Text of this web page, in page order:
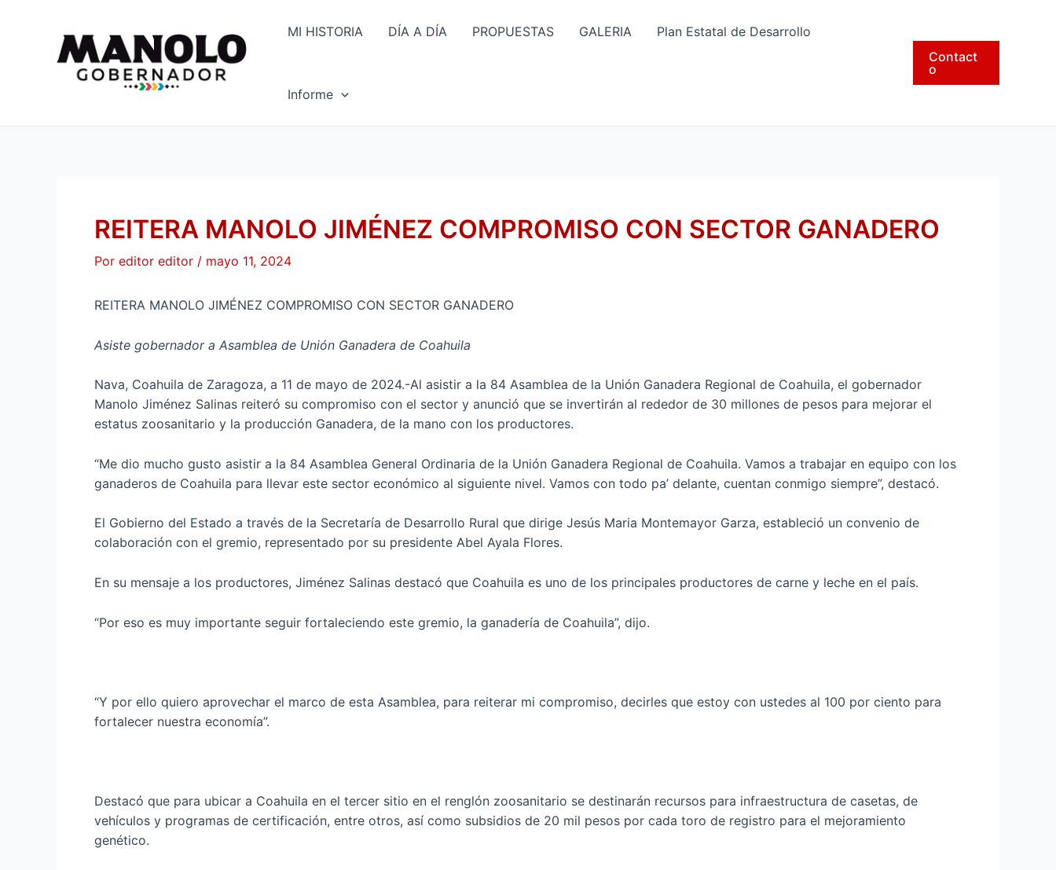
MI HISTORIA DÍA A DÍA PROPUESTAS GALERIA Plan Estatal de Desarrollo
Informe
Contact
o
REITERA MANOLO JIMÉNEZ COMPROMISO CON SECTOR GANADERO
Por editor editor / mayo 11, 2024
REITERA MANOLO JIMÉNEZ COMPROMISO CON SECTOR GANADERO
Asiste gobernador a Asamblea de Unión Ganadera de Coahuila
Nava, Coahuila de Zaragoza, a 11 de mayo de 2024.-Al asistir a la 84 Asamblea de la Unión Ganadera Regional de Coahuila, el gobernador
Manolo Jiménez Salinas reiteró su compromiso con el sector y anunció que se invertirán al rededor de 30 millones de pesos para mejorar el
estatus zoosanitario y la producción Ganadera, de la mano con los productores.
“Me dio mucho gusto asistir a la 84 Asamblea General Ordinaria de la Unión Ganadera Regional de Coahuila. Vamos a trabajar en equipo con los
ganaderos de Coahuila para llevar este sector económico al siguiente nivel. Vamos con todo pa’ delante, cuentan conmigo siempre”, destacó.
El Gobierno del Estado a través de la Secretaría de Desarrollo Rural que dirige Jesús Maria Montemayor Garza, estableció un convenio de
colaboración con el gremio, representado por su presidente Abel Ayala Flores.
En su mensaje a los productores, Jiménez Salinas destacó que Coahuila es uno de los principales productores de carne y leche en el país.
“Por eso es muy importante seguir fortaleciendo este gremio, la ganadería de Coahuila”, dijo.
“Y por ello quiero aprovechar el marco de esta Asamblea, para reiterar mi compromiso, decirles que estoy con ustedes al 100 por ciento para
fortalecer nuestra economía”.
Destacó que para ubicar a Coahuila en el tercer sitio en el renglón zoosanitario se destinarán recursos para infraestructura de casetas, de
vehículos y programas de certificación, entre otros, así como subsidios de 20 mil pesos por cada toro de registro para el mejoramiento
genético.
entradas